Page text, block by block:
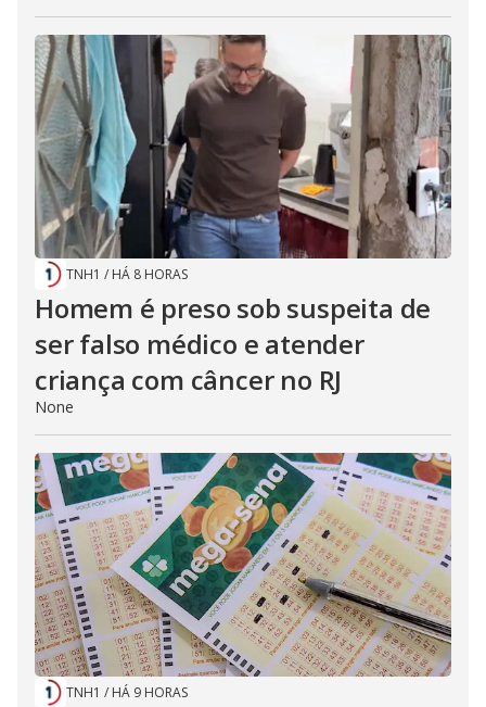
TNH1 / HÁ 8 HORAS
Homem é preso sob suspeita de
ser falso médico e atender
criança com câncer no RJ
None
TNH1 / HÁ 9 HORAS